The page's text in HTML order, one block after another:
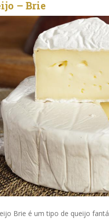
– Brie
Brie é um tipo de queijo